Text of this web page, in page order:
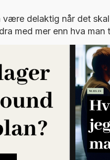
delaktig når det
med mer enn hva man